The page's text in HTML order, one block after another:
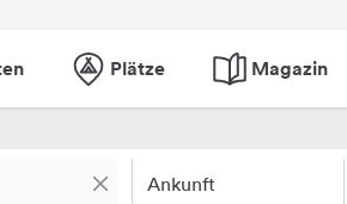
Plätze Magazin
Ankunft